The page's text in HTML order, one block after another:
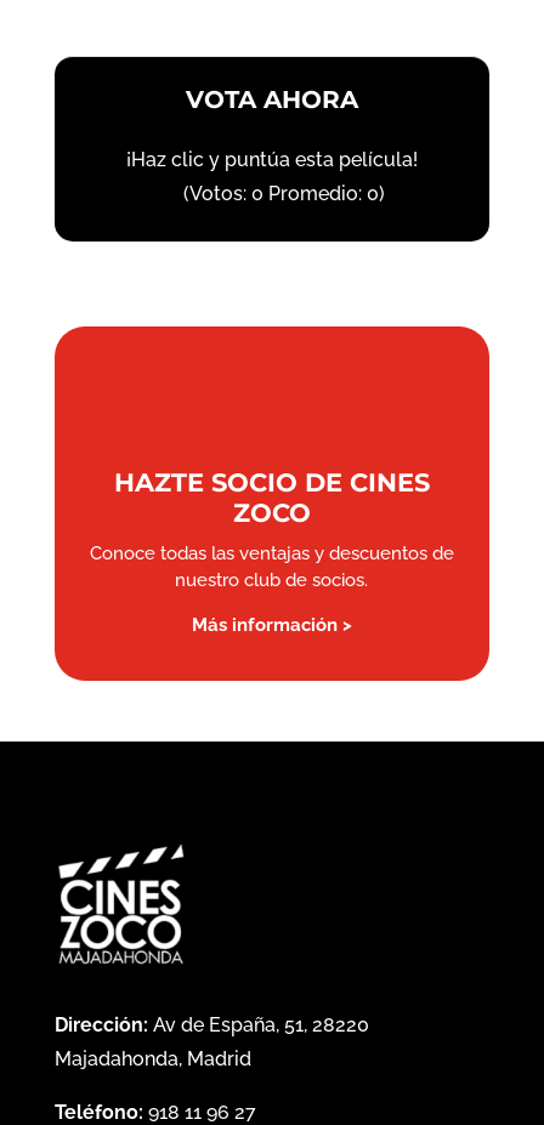
VOTA AHORA
¡Haz clic y puntúa esta película!
(Votos: 0 Promedio: 0)
HAZTE SOCIO DE CINES
ZOCO
Conoce todas las ventajas y descuentos de
nuestro club de socios.
Más información >
Dirección: Av de España, 51, 28220
Majadahonda, Madrid
Teléfono: 918 11 96 27